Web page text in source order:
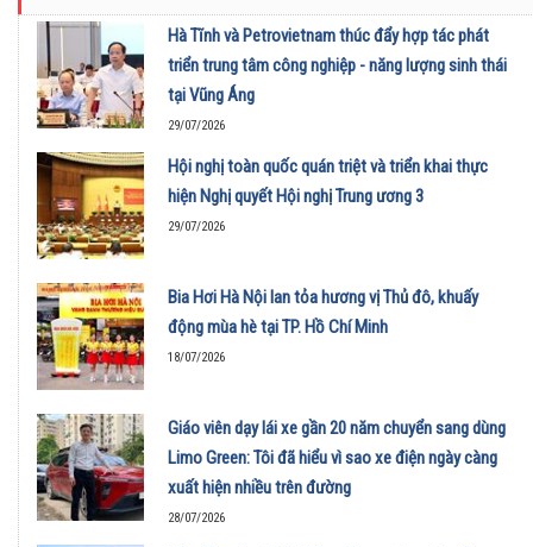
Hà Tĩnh và Petrovietnam thúc đẩy hợp tác phát
triển trung tâm công nghiệp - năng lượng sinh thái
tại Vũng Áng
29/07/2026
Hội nghị toàn quốc quán triệt và triển khai thực
hiện Nghị quyết Hội nghị Trung ương 3
29/07/2026
Bia Hơi Hà Nội lan tỏa hương vị Thủ đô, khuấy
động mùa hè tại TP. Hồ Chí Minh
18/07/2026
Giáo viên dạy lái xe gần 20 năm chuyển sang dùng
Limo Green: Tôi đã hiểu vì sao xe điện ngày càng
xuất hiện nhiều trên đường
28/07/2026